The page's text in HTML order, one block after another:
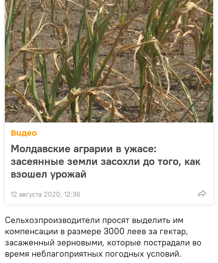
Видео
Молдавские аграрии в ужасе:
засеянные земли засохли до того, как
взошел урожай
12 августа 2020, 12:36
Сельхозпроизводители просят выделить им
компенсации в размере 3000 леев за гектар,
засаженный зерновыми, которые пострадали во
время неблагоприятных погодных условий.